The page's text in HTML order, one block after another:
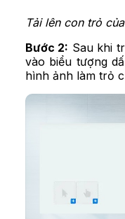
Tải lên con trỏ
Bước 2: Sau khi
vào biểu tượng
hình ảnh làm trỏ